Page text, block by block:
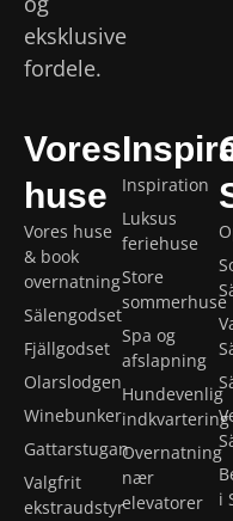
eksklusive
fordele.
Vores
huse
Vores huse
& book
overnatning
Sälengodset
Fjällgodset
Olarslodgen
Winebunker
Gattarstugan
Valgfrit
ekstraudstyr
Inspiration
Luksus
feriehuse
Store
sommerhuse
Spa og
afslapning
Hundevenlig
indkvartering
Overnatning
nær
elevatorer
i